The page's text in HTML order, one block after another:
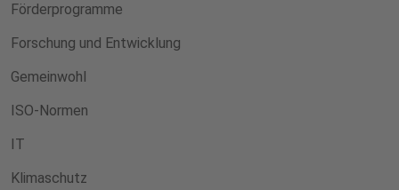
Förderprogramme
Forschung und Entwicklung
Gemeinwohl
ISO-Normen
IT
Klimaschutz